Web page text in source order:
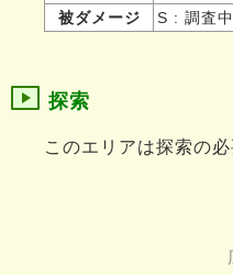
被ダメージ S : 調査中
探索
このエリアは探索の必